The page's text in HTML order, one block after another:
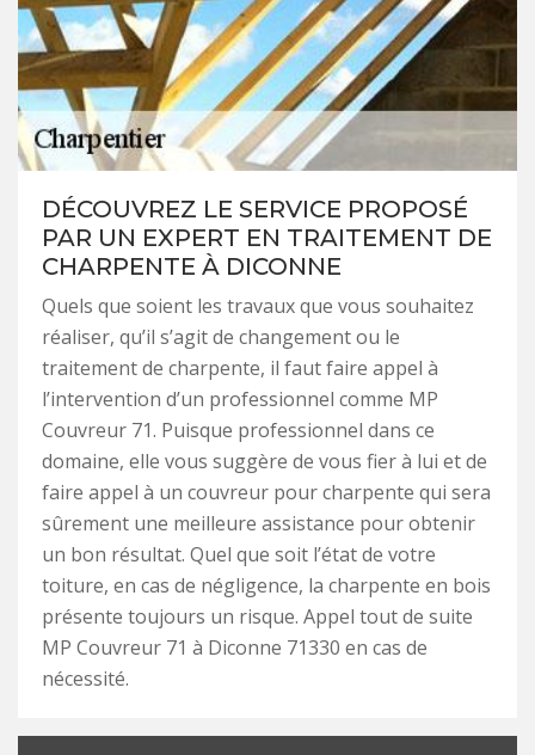
DÉCOUVREZ LE SERVICE PROPOSÉ
PAR UN EXPERT EN TRAITEMENT DE
CHARPENTE À DICONNE
Quels que soient les travaux que vous souhaitez
réaliser, qu’il s’agit de changement ou le
traitement de charpente, il faut faire appel à
l’intervention d’un professionnel comme MP
Couvreur 71. Puisque professionnel dans ce
domaine, elle vous suggère de vous fier à lui et de
faire appel à un couvreur pour charpente qui sera
sûrement une meilleure assistance pour obtenir
un bon résultat. Quel que soit l’état de votre
toiture, en cas de négligence, la charpente en bois
présente toujours un risque. Appel tout de suite
MP Couvreur 71 à Diconne 71330 en cas de
nécessité.